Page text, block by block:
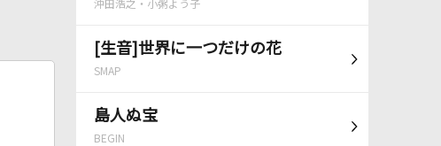
沖田浩之・小粥よう子
[生音]世界に一つだけの花
SMAP
島人ぬ宝
BEGIN